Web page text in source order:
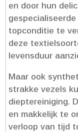
en door hun
topconditie te
deze
levensduur
Maar ook
strakke vezels
dieptereiniging.​
en makkelijk te
verloop van tijd